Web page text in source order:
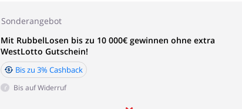
Sonderangebot
Mit RubbelLosen bis zu 10 000€ gewinnen ohne extra
WestLotto Gutschein!
Bis zu 3% Cashback
Bis auf Widerruf